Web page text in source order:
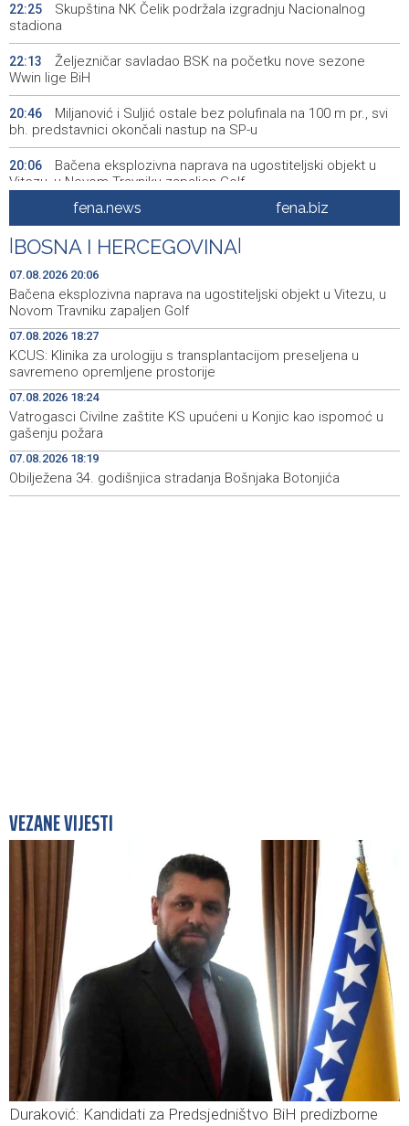
22:25
Skupština NK Čelik podržala izgradnju Nacionalnog
stadiona
22:13
Željezničar savladao BSK na početku nove sezone
Wwin lige BiH
20:46
Miljanović i Suljić ostale bez polufinala na 100 m pr., svi
bh. predstavnici okončali nastup na SP-u
20:06
Bačena eksplozivna naprava na ugostiteljski objekt u
Vitezu, u Novom Travniku zapaljen Golf
Galerija ULUPUBiH otvara novu izlagačku sezonu,
predstavlja novi izlagački program
19:44 Faris Dževahirić novi nogometaš Veleža
19:21 Announcement of events for Saturday, 8 August 2026
19:10
Rudari Milanovića ubijedili da ode kući, Memčić se već
ponovo vratio u jamu 'Raspotočje'
19:03
Sarajevo Film Festival presents Kinoscope and
Kinoscope Surreal programs
19:00 Najave događaja za 8. 8. 2026. godine (subota)
fena.news fena.biz
BOSNA I HERCEGOVINA
07.08.2026 20:06
Bačena eksplozivna naprava na ugostiteljski objekt u Vitezu, u
Novom Travniku zapaljen Golf
07.08.2026 18:27
KCUS: Klinika za urologiju s transplantacijom preseljena u
savremeno opremljene prostorije
07.08.2026 18:24
Vatrogasci Civilne zaštite KS upućeni u Konjic kao ispomoć u
gašenju požara
07.08.2026 18:19
Obilježena 34. godišnjica stradanja Bošnjaka Botonjića
VEZANE VIJESTI
Duraković: Kandidati za Predsjedništvo BiH predizborne